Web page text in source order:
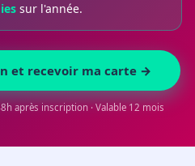
sur l'année.
et recevoir ma carte →
après inscription · Valable 12 mois